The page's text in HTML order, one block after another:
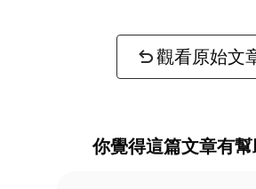
觀看原始文
你覺得這篇文章有幫